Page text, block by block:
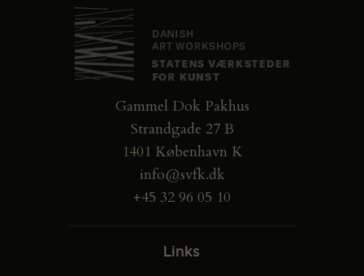
Gammel Dok Pakhus
Strandgade 27 B
1401 København K
info@svfk.dk
+45 32 96 05 10
Links